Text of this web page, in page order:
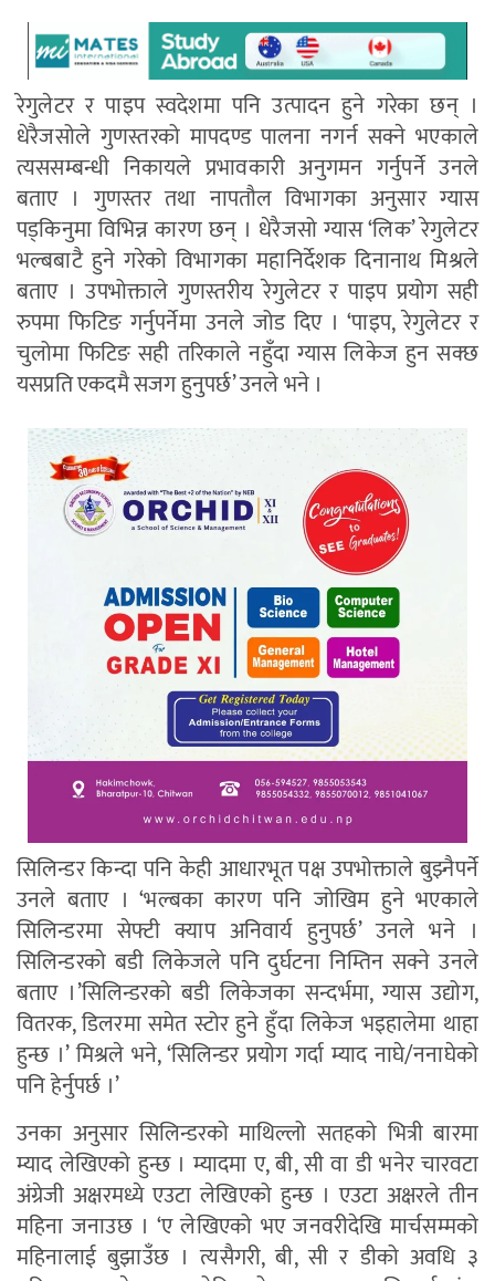
रेगुलेटर र पाइप स्वदेशमा पनि उत्पादन हुने गरेका छन् ।
धेरैजसोले गुणस्तरको मापदण्ड पालना नगर्न सक्ने भएकाले
त्यससम्बन्धी निकायले प्रभावकारी अनुगमन गर्नुपर्ने उनले
बताए । गुणस्तर तथा नापतौल विभागका अनुसार ग्यास
पड्किनुमा विभिन्न कारण छन् । धेरैजसो ग्यास ‘लिक’ रेगुलेटर
भल्बबाटै हुने गरेको विभागका महानिर्देशक दिनानाथ मिश्रले
बताए । उपभोक्ताले गुणस्तरीय रेगुलेटर र पाइप प्रयोग सही
रुपमा फिटिङ गर्नुपर्नेमा उनले जोड दिए । ‘पाइप, रेगुलेटर र
चुलोमा फिटिङ सही तरिकाले नहुँदा ग्यास लिकेज हुन सक्छ
यसप्रति एकदमै सजग हुनुपर्छ’ उनले भने ।
सिलिन्डर किन्दा पनि केही आधारभूत पक्ष उपभोक्ताले बुझ्नैपर्ने
उनले बताए । ‘भल्बका कारण पनि जोखिम हुने भएकाले
सिलिन्डरमा सेफ्टी क्याप अनिवार्य हुनुपर्छ’ उनले भने ।
सिलिन्डरको बडी लिकेजले पनि दुर्घटना निम्तिन सक्ने उनले
बताए ।’सिलिन्डरको बडी लिकेजका सन्दर्भमा, ग्यास उद्योग,
वितरक, डिलरमा समेत स्टोर हुने हुँदा लिकेज भइहालेमा थाहा
हुन्छ ।’ मिश्रले भने, ‘सिलिन्डर प्रयोग गर्दा म्याद नाघे/ननाघेको
पनि हेर्नुपर्छ ।’
उनका अनुसार सिलिन्डरको माथिल्लो सतहको भित्री बारमा
म्याद लेखिएको हुन्छ । म्यादमा ए, बी, सी वा डी भनेर चारवटा
अंग्रेजी अक्षरमध्ये एउटा लेखिएको हुन्छ । एउटा अक्षरले तीन
महिना जनाउछ । ‘ए लेखिएको भए जनवरीदेखि मार्चसम्मको
महिनालाई बुझाउँछ । त्यसैगरी, बी, सी र डीको अवधि ३